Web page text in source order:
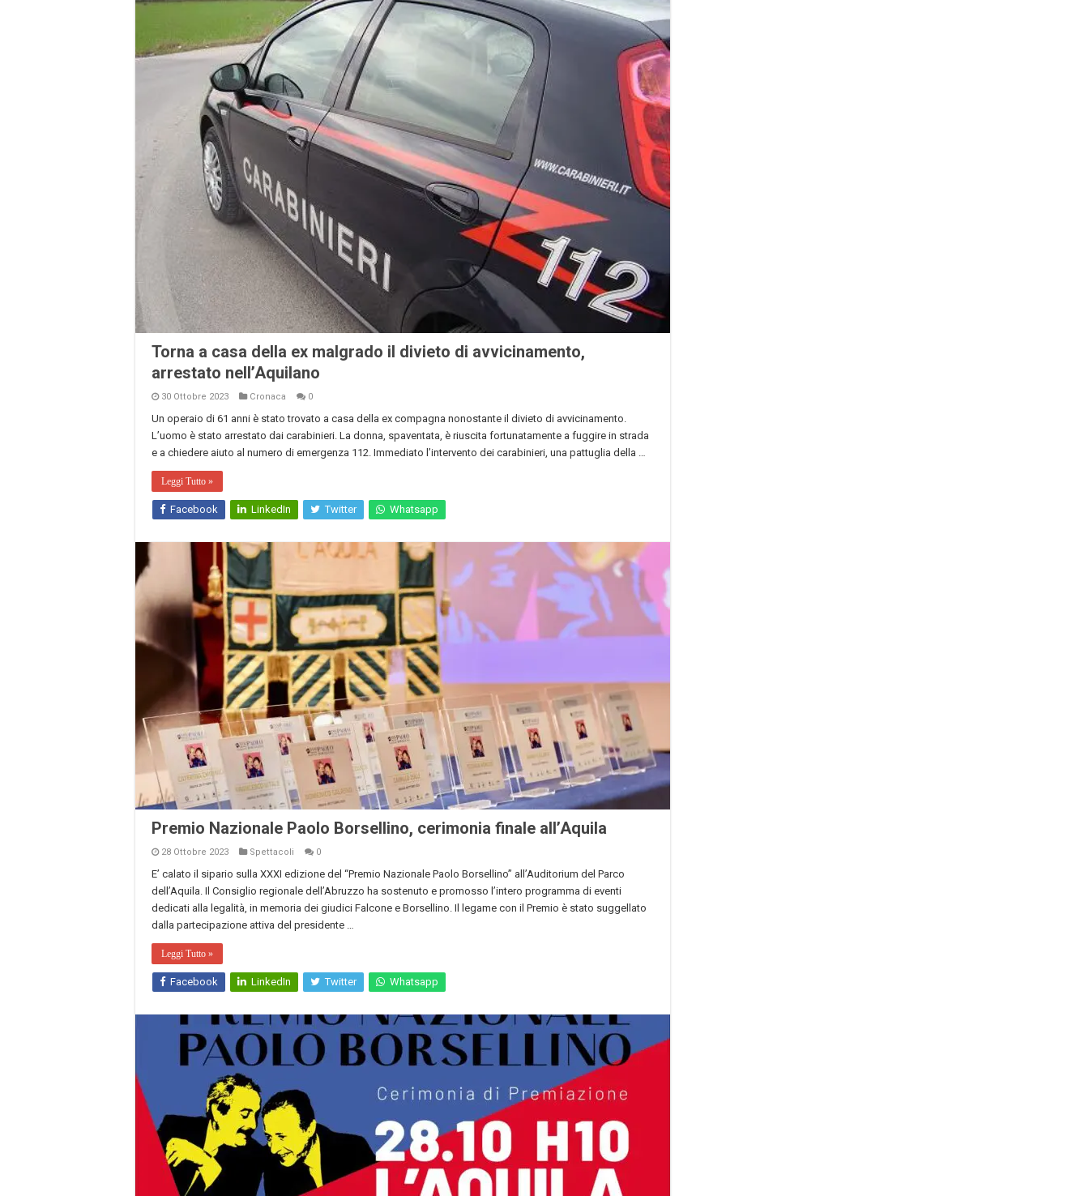
Torna a casa della ex malgrado il divieto di avvicinamento,
arrestato nell’Aquilano
30 Ottobre 2023 Cronaca 0
Un operaio di 61 anni è stato trovato a casa della ex compagna nonostante il divieto di avvicinamento.
L’uomo è stato arrestato dai carabinieri. La donna, spaventata, è riuscita fortunatamente a fuggire in strada
e a chiedere aiuto al numero di emergenza 112. Immediato l’intervento dei carabinieri, una pattuglia della …
Leggi Tutto »
Facebook LinkedIn Twitter Whatsapp
Premio Nazionale Paolo Borsellino, cerimonia finale all’Aquila
28 Ottobre 2023 Spettacoli 0
E’ calato il sipario sulla XXXI edizione del “Premio Nazionale Paolo Borsellino” all’Auditorium del Parco
dell’Aquila. Il Consiglio regionale dell’Abruzzo ha sostenuto e promosso l’intero programma di eventi
dedicati alla legalità, in memoria dei giudici Falcone e Borsellino. Il legame con il Premio è stato suggellato
dalla partecipazione attiva del presidente …
Leggi Tutto »
Facebook LinkedIn Twitter Whatsapp